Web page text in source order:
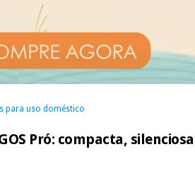
para uso doméstico
Pró: compacta,